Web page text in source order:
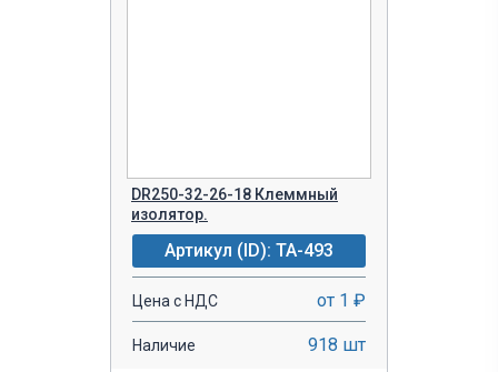
DR250-32-26-18 Клеммный
изолятор.
Артикул (ID): TA-493
Цена с НДС от 1 ₽
Наличие 918 шт